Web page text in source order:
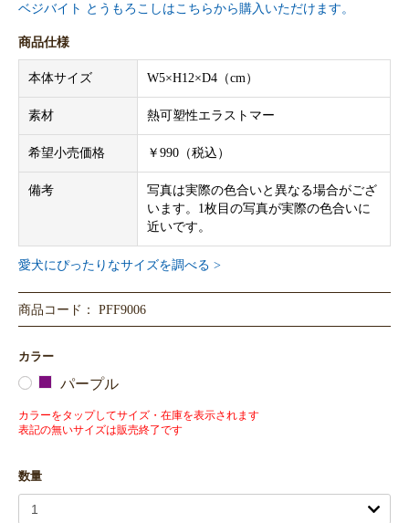
ベジバイト とうもろこしはこちらから購入いただけます。
商品仕様
本体サイズ W5×H12×D4（cm）
素材 熱可塑性エラストマー
希望小売価格 ￥990（税込）
備考
写真は実際の色合いと異なる場合がござ
います。1枚目の写真が実際の色合いに
近いです。
愛犬にぴったりなサイズを調べる >
商品コード： PFF9006
カラー
パープル
カラーをタップしてサイズ・在庫を表示されます
表記の無いサイズは販売終了です
数量